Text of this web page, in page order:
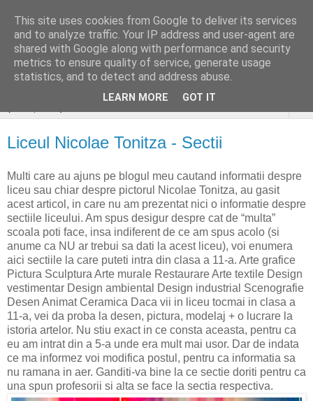
stiri si gânduri sociale
aleatoare..
Liceul Nicolae Tonitza - Sectii
Multi care au ajuns pe blogul meu cautand informatii despre
liceu sau chiar despre pictorul Nicolae Tonitza, au gasit
acest articol, in care nu am prezentat nici o informatie despre
sectiile liceului. Am spus desigur despre cat de “multa”
scoala poti face, insa indiferent de ce am spus acolo (si
anume ca NU ar trebui sa dati la acest liceu), voi enumera
aici sectiile la care puteti intra din clasa a 11-a. Arte grafice
Pictura Sculptura Arte murale Restaurare Arte textile Design
vestimentar Design ambiental Design industrial Scenografie
Desen Animat Ceramica Daca vii in liceu tocmai in clasa a
11-a, vei da proba la desen, pictura, modelaj + o lucrare la
istoria artelor. Nu stiu exact in ce consta aceasta, pentru ca
eu am intrat din a 5-a unde era mult mai usor. Dar de indata
ce ma informez voi modifica postul, pentru ca informatia sa
nu ramana in aer. Ganditi-va bine la ce sectie doriti pentru ca
una spun profesorii si alta se face la sectia respectiva.
This site uses cookies from Google to deliver its services
and to analyze traffic. Your IP address and user-agent are
shared with Google along with performance and security
metrics to ensure quality of service, generate usage
statistics, and to detect and address abuse.
LEARN MORE GOT IT